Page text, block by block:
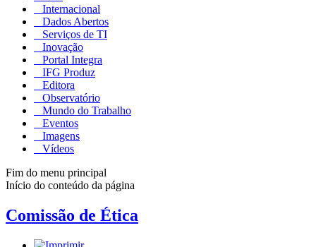
Internacional
Dados Abertos
Serviços de TI
Inovação
Portal Integra
IFG Produz
Editora
Observatório
Mundo do Trabalho
Eventos
Imagens
Vídeos
Fim do menu principal
Início do conteúdo da página
Comissão de Ética